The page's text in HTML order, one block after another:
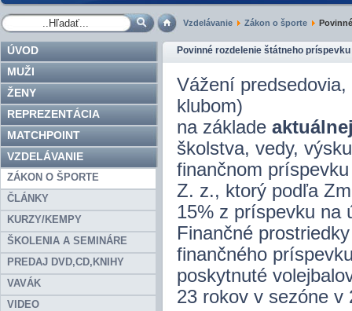
Vzdelávanie Zákon o športe
ÚVOD
MUŽI
ŽENY
REPREZENTÁCIA
MATCHPOINT
VZDELÁVANIE
ZÁKON O ŠPORTE
ČLÁNKY
KURZY/KEMPY
ŠKOLENIA A SEMINÁRE
PREDAJ DVD,CD,KNIHY
VAVÁK
VIDEO
Povinné rozdelenie štátneho
Vážení
klubom)
na základe
školstva, vedy,
finančnom
Z. z., ktorý podľa
15% z príspevku na
Finančné
finančného
poskytnuté
23 rokov v sezóne v